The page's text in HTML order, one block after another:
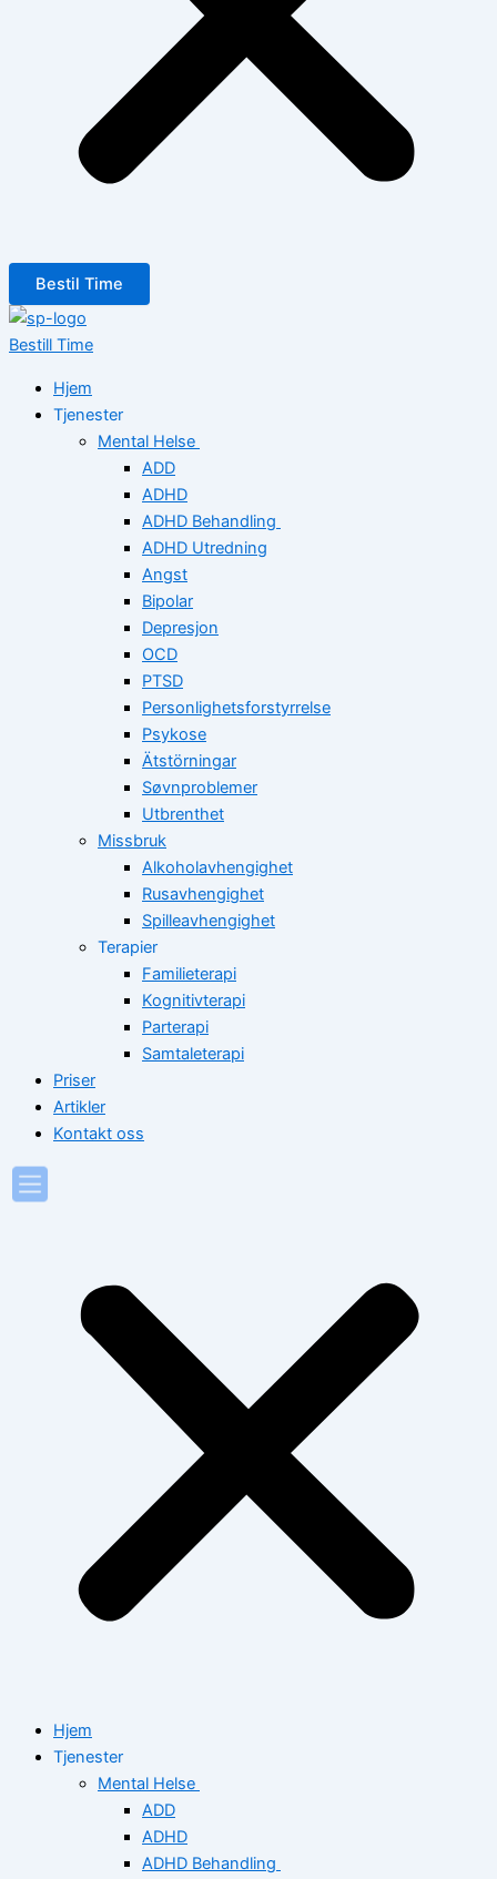
Bestil Time
Bestill Time
Hjem
Tjenester
Mental Helse
ADD
ADHD
ADHD Behandling
ADHD Utredning
Angst
Bipolar
Depresjon
OCD
PTSD
Personlighetsforstyrrelse
Psykose
Ätstörningar
Søvnproblemer
Utbrenthet
Missbruk
Alkoholavhengighet
Rusavhengighet
Spilleavhengighet
Terapier
Familieterapi
Kognitivterapi
Parterapi
Samtaleterapi
Priser
Artikler
Kontakt oss
Hjem
Tjenester
Mental Helse
ADD
ADHD
ADHD Behandling